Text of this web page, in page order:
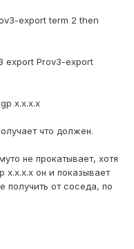
export term 2 then
export Prov3-export
x.x.x.x
что должен.
не прокатывает, хотя
он и показывает
получить от соседа, по